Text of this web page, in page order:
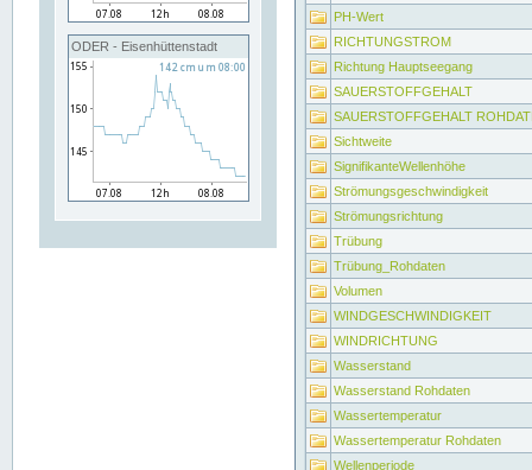
ODER - Eisenhüttenstadt
PH-Wert
RICHTUNGSTROM
Richtung Hauptseegang
SAUERSTOFFGEHALT
SAUERSTOFFGEHALT
Sichtweite
SignifikanteWellenhöhe
Strömungsgeschwindigkeit
Strömungsrichtung
Trübung
Trübung_Rohdaten
Volumen
WINDGESCHWINDIGKEIT
WINDRICHTUNG
Wasserstand
Wasserstand Rohdaten
Wassertemperatur
Wassertemperatur Rohdaten
Wellenperiode